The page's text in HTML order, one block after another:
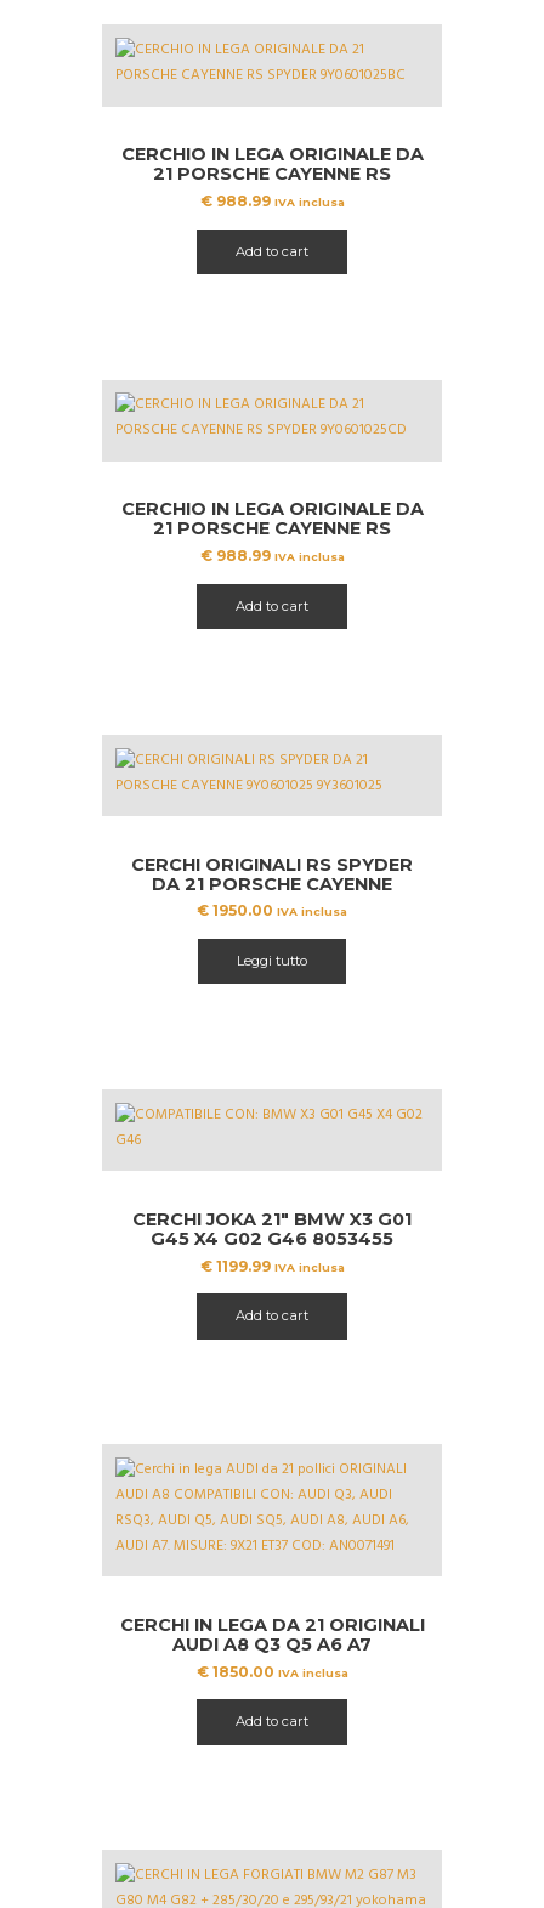
CERCHIO IN LEGA ORIGINALE DA
21 PORSCHE CAYENNE RS
SPYDER 9Y3601025BC POST
€988.99 IVA inclusa
Add to cart
CERCHIO IN LEGA ORIGINALE DA
21 PORSCHE CAYENNE RS
SPYDER 9Y0601025CD ANT
€988.99 IVA inclusa
Add to cart
CERCHI ORIGINALI RS SPYDER
DA 21 PORSCHE CAYENNE
9Y0601025 9Y3601025
€ 1950.00 IVA inclusa
Leggi tutto
CERCHI JOKA 21″ BMW X3 G01
G45 X4 G02 G46 8053455
8053456
€1199.99 IVA inclusa
Add to cart
CERCHI IN LEGA DA 21 ORIGINALI
AUDI A8 Q3 Q5 A6 A7
AN0071491
€1850.00 IVA inclusa
Add to cart